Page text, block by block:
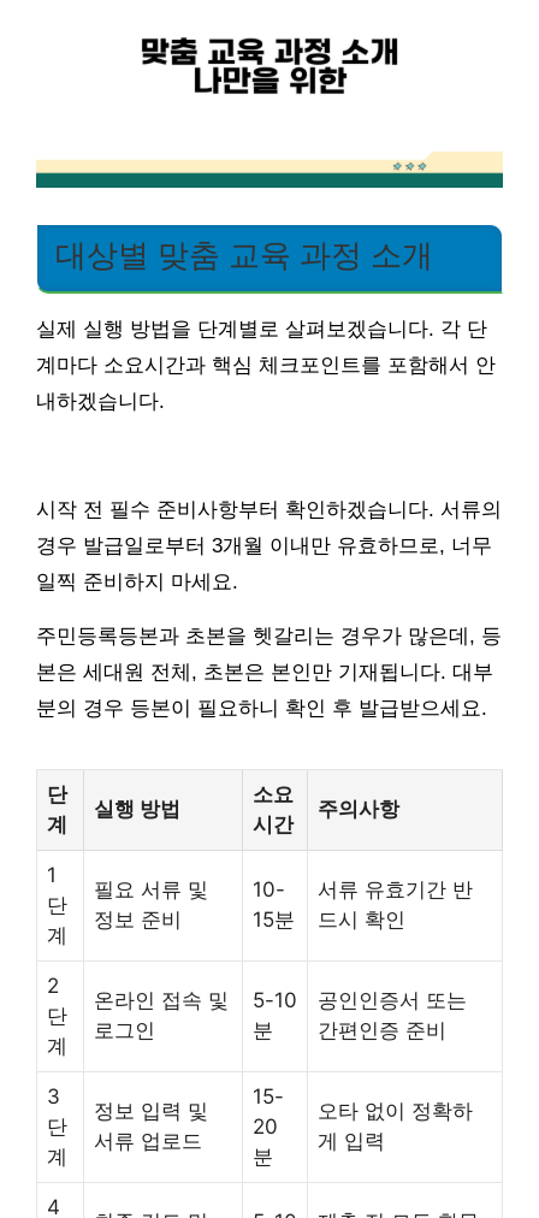
대상별 맞춤 교육 과정 소개
실제 실행 방법을 단계별로 살펴보겠습니다. 각 단
계마다 소요시간과 핵심 체크포인트를 포함해서 안
내하겠습니다.
시작 전 필수 준비사항부터 확인하겠습니다. 서류의
경우 발급일로부터 3개월 이내만 유효하므로, 너무
일찍 준비하지 마세요.
주민등록등본과 초본을 헷갈리는 경우가 많은데, 등
본은 세대원 전체, 초본은 본인만 기재됩니다. 대부
분의 경우 등본이 필요하니 확인 후 발급받으세요.
단
계
실행 방법
소요
시간
주의사항
1
단
계
필요 서류 및
정보 준비
10-
15분
서류 유효기간 반
드시 확인
2
단
계
온라인 접속 및
로그인
5-10
분
공인인증서 또는
간편인증 준비
3
단
계
정보 입력 및
서류 업로드
15-
20
분
오타 없이 정확하
게 입력
4